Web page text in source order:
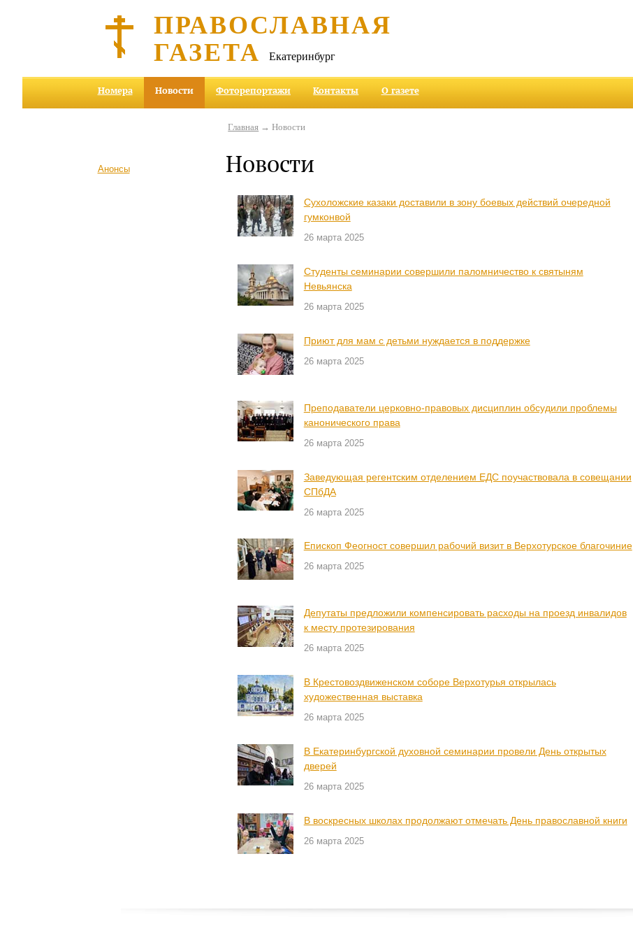
ПРАВОСЛАВНАЯ
ГАЗЕТА Екатеринбург
Номера Новости Фоторепортажи Контакты О газете
Анонсы
Главная → Новости
Новости
Сухоложские казаки доставили в зону боевых действий очередной
гумконвой
26 марта 2025
Студенты семинарии совершили паломничество к святыням
Невьянска
26 марта 2025
Приют для мам с детьми нуждается в поддержке
26 марта 2025
Преподаватели церковно-правовых дисциплин обсудили проблемы
канонического права
26 марта 2025
Заведующая регентским отделением ЕДС поучаствовала в совещании
СПбДА
26 марта 2025
Епископ Феогност совершил рабочий визит в Верхотурское благочиние
26 марта 2025
Депутаты предложили компенсировать расходы на проезд инвалидов
к месту протезирования
26 марта 2025
В Крестовоздвиженском соборе Верхотурья открылась
художественная выставка
26 марта 2025
В Екатеринбургской духовной семинарии провели День открытых
дверей
26 марта 2025
В воскресных школах продолжают отмечать День православной книги
26 марта 2025